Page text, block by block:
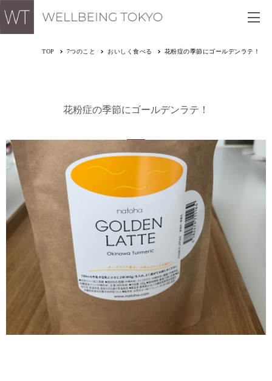
TOP 7つのこと おいしく食べる 花粉症の季節にゴールデンラテ！
花粉症の季節にゴールデンラテ！